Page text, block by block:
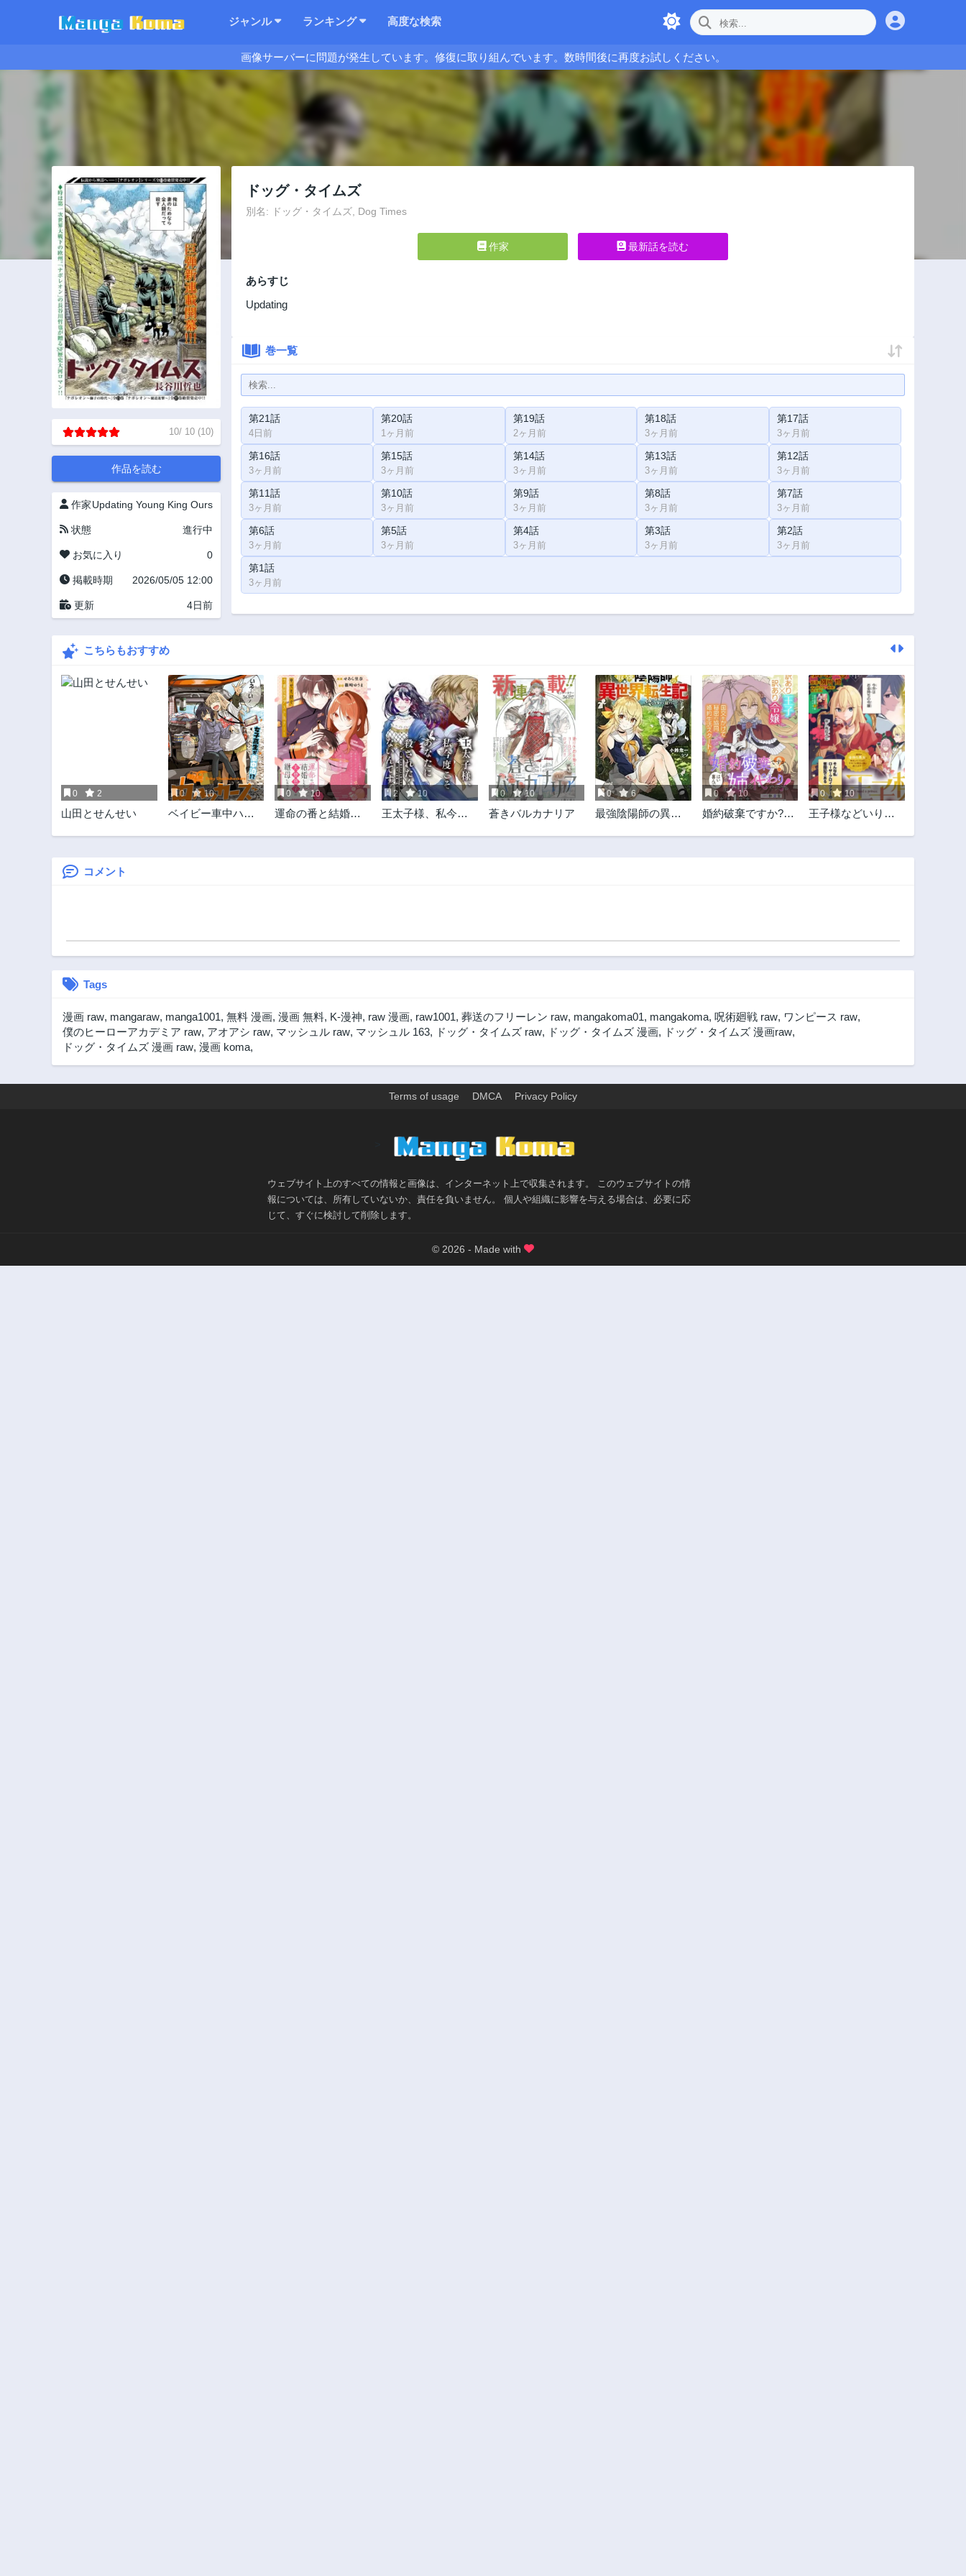
ジャンル ランキング 高度な検索
画像サーバーに問題が発生しています。修復に取り組んでいます。数時間後に再度お試しください。
10/ 10 (10)
作品を読む
作家Updating Young King Ours
状態 進行中
お気に入り 0
掲載時期 2026/05/05 12:00
更新 4日前
ドッグ・タイムズ
別名: ドッグ・タイムズ, Dog Times
作家 最新話を読む
あらすじ
Updating
巻一覧
第21話
4日前
第20話
1ヶ月前
第19話
2ヶ月前
第18話
3ヶ月前
第17話
3ヶ月前
第16話
3ヶ月前
第15話
3ヶ月前
第14話
3ヶ月前
第13話
3ヶ月前
第12話
3ヶ月前
第11話
3ヶ月前
第10話
3ヶ月前
第9話
3ヶ月前
第8話
3ヶ月前
第7話
3ヶ月前
第6話
3ヶ月前
第5話
3ヶ月前
第4話
3ヶ月前
第3話
3ヶ月前
第2話
3ヶ月前
第1話
3ヶ月前
こちらもおすすめ
0 2
山田とせんせい
0 10
ベイビー車中ハッ
0 10
運命の番と結婚し
2 10
王太子様、私今度
す〜聖女に嵌めら
0 10
蒼きバルカナリア
0 6
最強陰陽師の異世
0 10
婚約破棄ですか?は
すから!
0 10
王子様などいりま
ていたので、今世
コメント
Tags
漫画 raw, mangaraw, manga1001, 無料 漫画, 漫画 無料, K-漫神, raw 漫画, raw1001, 葬送のフリーレン raw, mangakoma01, mangakoma, 呪術廻戦 raw, ワンピース raw,
僕のヒーローアカデミア raw, アオアシ raw, マッシュル raw, マッシュル 163, ドッグ・タイムズ raw, ドッグ・タイムズ 漫画, ドッグ・タイムズ 漫画raw,
ドッグ・タイムズ 漫画 raw, 漫画 koma,
Terms of usage DMCA Privacy Policy
ウェブサイト上のすべての情報と画像は、インターネット上で収集されます。 このウェブサイトの情
報については、所有していないか、責任を負いません。 個人や組織に影響を与える場合は、必要に応
じて、すぐに検討して削除します。
© 2026 - Made with